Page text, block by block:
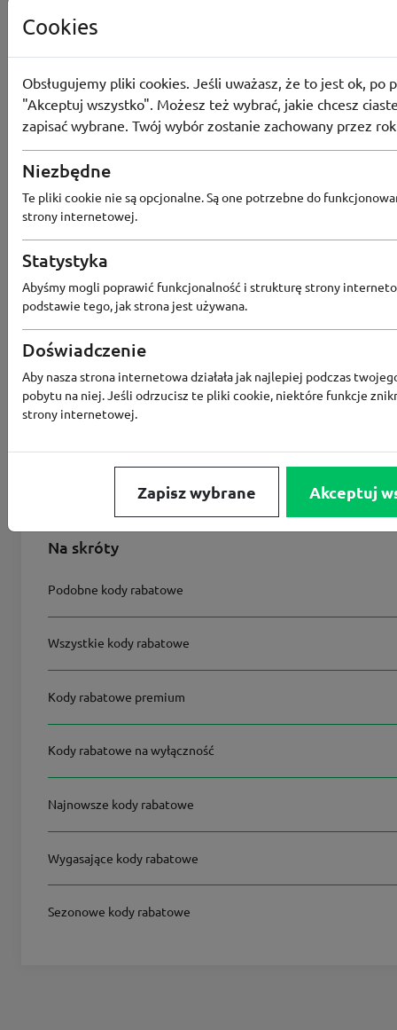
Aktualne zniżki
i kupony
Kody rabatowe
Wszystkie kupony
Największy rabat
Ostatnia aktualizacja
Na skróty
Podobne kody rabatowe
Wszystkie kody rabatowe
Kody rabatowe premium
Kody rabatowe na wyłączność
Najnowsze kody rabatowe
Wygasające kody rabatowe
Sezonowe kody rabatowe
Cookies
Obsługujemy pliki cookies. Jeśli uważasz, że to jest ok, po
"Akceptuj wszystko". Możesz też wybrać, jakie chcesz
zapisać wybrane. Twój wybór zostanie zachowany przez
Niezbędne
Te pliki cookie nie są opcjonalne. Są one potrzebne do
strony internetowej.
Statystyka
Abyśmy mogli poprawić funkcjonalność i strukturę strony
podstawie tego, jak strona jest używana.
Doświadczenie
Aby nasza strona internetowa działała jak najlepiej podczas
pobytu na niej. Jeśli odrzucisz te pliki cookie, niektóre funkcje
strony internetowej.
Zapisz wybrane Akceptuj